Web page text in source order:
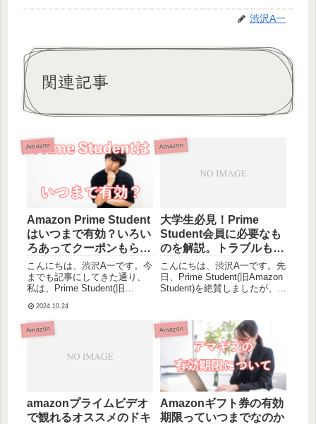
渋沢A一
関連記事
Amazon
Amazon Prime Student
はいつまで有効？いろい
ろあってクーポンもらっ
た話
こんにちは、渋沢A一です。今
までも記事にしてきた通り、
私は、Prime Student(旧
amazonの学生会員でした。し
かし、先日その会員資格がい
きなり終了してしまい、今は
2024.10.24
Amazon
大学生必見！Prime
Student会員に必要なも
のを解説。トラブルも教
えるよ
こんにちは、渋沢A一です。先
日、Prime Student(旧Amazon
Student)を絶賛しましたが、そ
いとおもいます！自分が登録
しようとしたときに、スムー
ズに行かなかった部分があ...
Amazon
amazonプライムビデオ
で観れるオススメのドキ
Amazon
Amazonギフト券の有効
期限っていつまでなのか